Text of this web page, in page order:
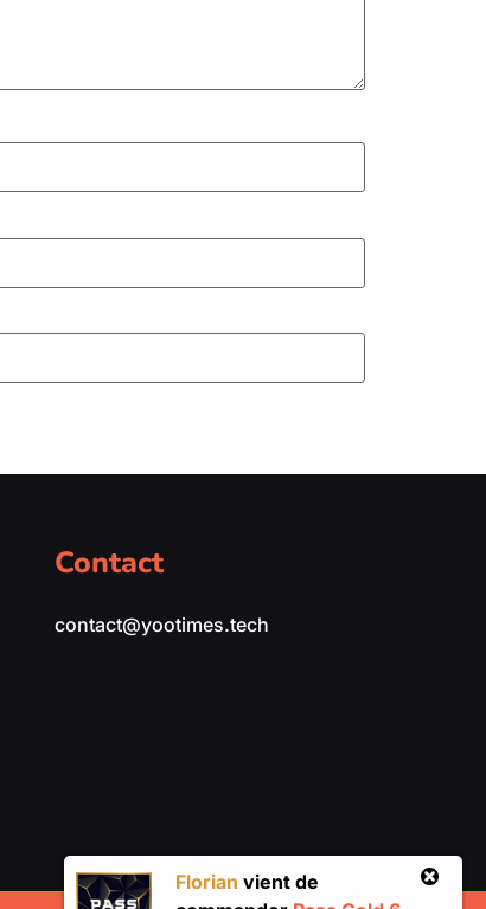
Contact
contact@yootimes.tech
Florian vient de